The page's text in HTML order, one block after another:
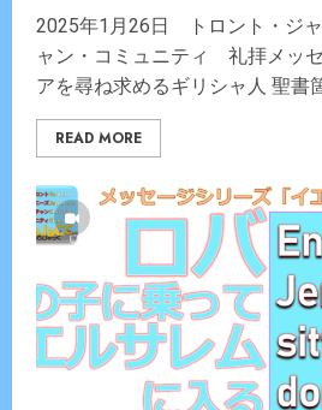
2025年1月26日 トロント・ジ
ャン・コミュニティ 礼拝メッ
アを尋ね求めるギリシャ人 聖書
READ MORE